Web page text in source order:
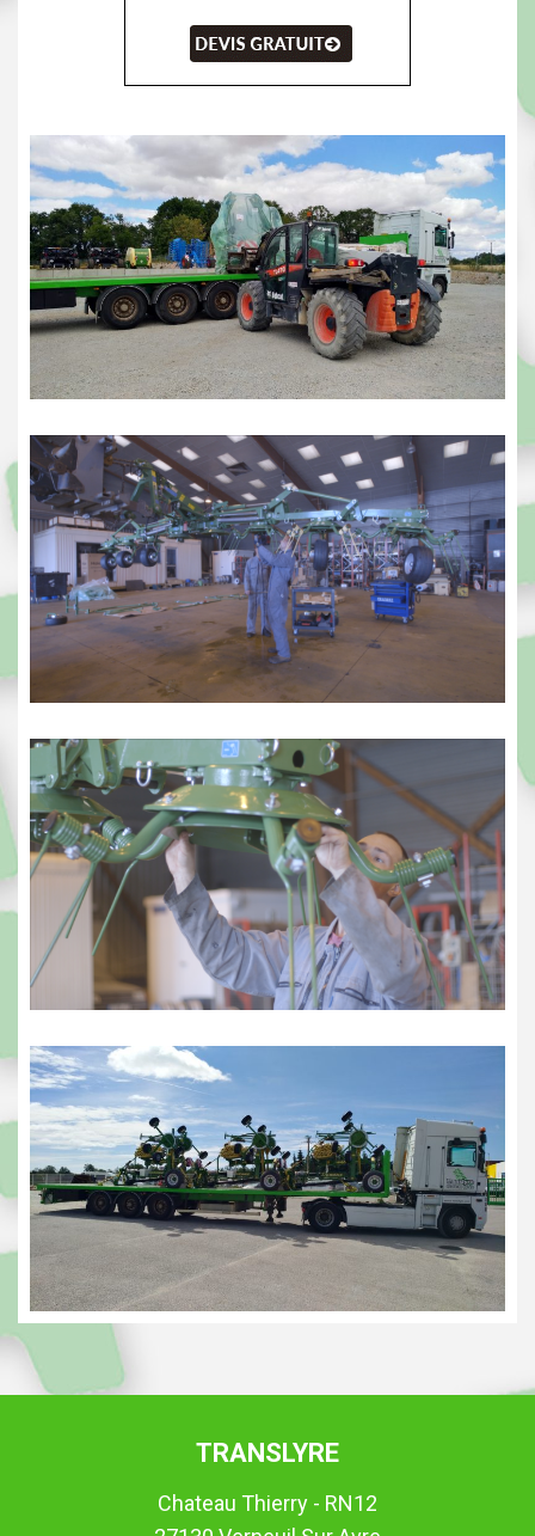
TRANSLYRE
Chateau Thierry - RN12